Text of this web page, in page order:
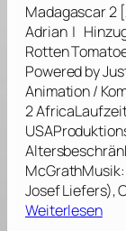
a
s
c
a
r
3
:
F
l
u
c
Madagascar 2
Adrian |
Rotten
Powered by
Animation /
2
Josef Liefers),
Weiterlesen: